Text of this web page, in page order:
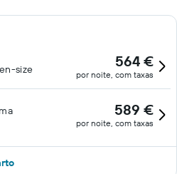
size 564 €
por noite, com taxas
589 €
por noite, com taxas